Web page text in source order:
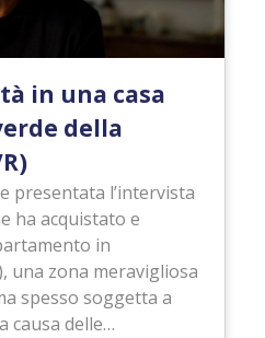
in una casa
della
presentata l’intervista
ha acquistato e
in
una zona meravigliosa
spesso soggetta a
causa delle…